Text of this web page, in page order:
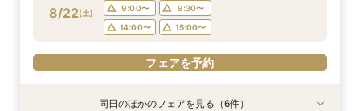
フェアを予約
フェアを予約
フェアを予約
フェアを予約
8/22(土) 9:00〜
9:30〜
14:00〜
15:00〜
フェアを予約
特典あり
特典あり
特典あり
特典あり
特典あり
特典あり同日のほかのフェアを見る（6件）